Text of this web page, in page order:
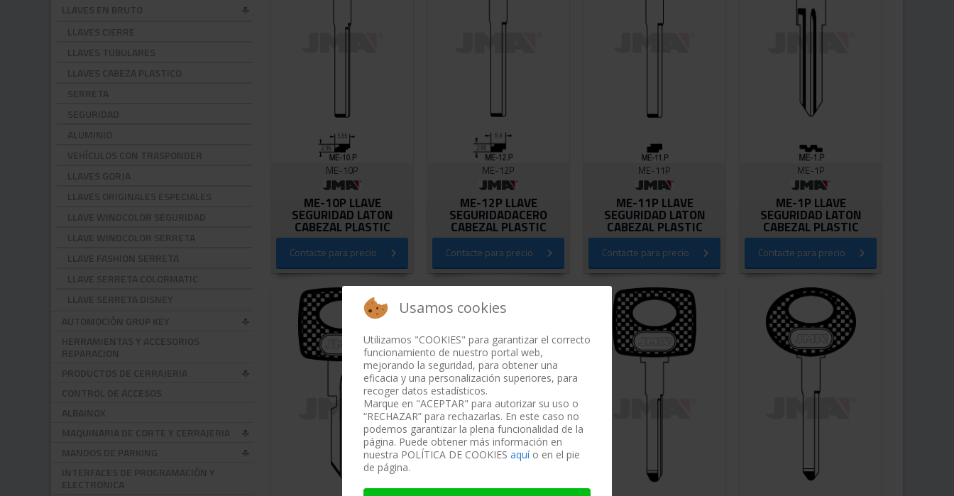
ME-10P
ME-10P LLAVE
SEGURIDAD LATON
CABEZAL PLASTIC
Contacte para precio
ME-12P
ME-12P LLAVE
SEGURIDADACERO
CABEZAL PLASTIC
Contacte para precio
ME-11P
ME-11P LLAVE
SEGURIDAD LATON
CABEZAL PLASTIC
Contacte para precio
ME-1P
ME-1P LLAVE
SEGURIDAD LATON
CABEZAL PLASTIC
Contacte para precio
LLAVES EN BRUTO
LLAVES CIERRE
LLAVES TUBULARES
LLAVES CABEZA PLASTICO
SERRETA
SEGURIDAD
ALUMINIO
VEHÍCULOS CON TRASPONDER
LLAVES GORJA
LLAVES ORIGINALES ESPECIALES
LLAVE WINDCOLOR SEGURIDAD
LLAVE WINDCOLOR SERRETA
LLAVE FASHION SERRETA
LLAVE SERRETA COLORMATIC
LLAVE SERRETA DISNEY
AUTOMOCIÓN GRUP KEY
HERRAMIENTAS Y ACCESORIOS
REPARACION
PRODUCTOS DE CERRAJERIA
CONTROL DE ACCESOS
ALBAINOX
MAQUINARIA DE CORTE Y CERRAJERIA
MANDOS DE PARKING
INTERFACES DE PROGRAMACIÓN Y
ELECTRONICA
Usamos cookies
Utilizamos "COOKIES" para garantizar el correcto
funcionamiento de nuestro portal web,
mejorando la seguridad, para obtener una
eficacia y una personalización superiores, para
recoger datos estadísticos.
Marque en "ACEPTAR" para autorizar su uso o
“RECHAZAR” para rechazarlas. En este caso no
podemos garantizar la plena funcionalidad de la
página. Puede obtener más información en
nuestra POLÍTICA DE COOKIES aquío en el pie
de página.